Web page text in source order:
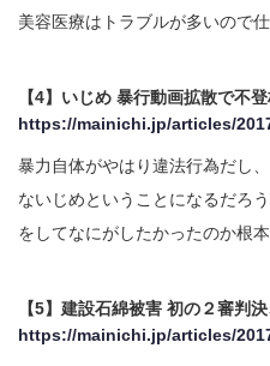
美容医療はトラブルが多いので
【4】いじめ 暴行動画拡散で不
https://mainichi.jp/articles/
暴力自体がやはり違法行為だし
ないじめということになるだろ
をしてなにがしたかったのか根本
【5】建設石綿被害 初の２審判
https://mainichi.jp/articles/